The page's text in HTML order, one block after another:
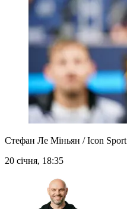
Стефан Ле Міньян / Icon Sport
20 січня, 18:35